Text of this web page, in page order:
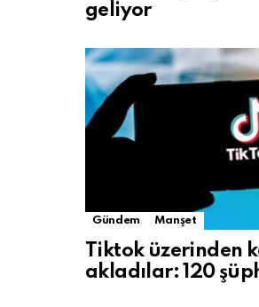
geliyor
Gündem Manşet
Tiktok üzerinden
akladılar: 120